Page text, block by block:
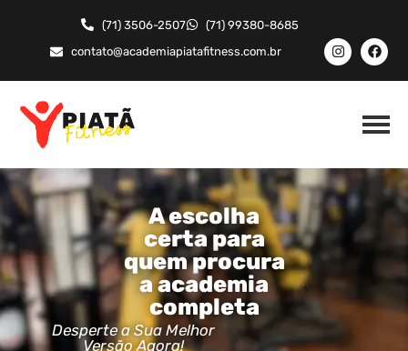
(71) 3506-2507
(71) 99380-8685
contato@academiapiatafitness.com.br
A escolha
certa para
quem procura
a academia
completa
Desperte a Sua Melhor
Versão Agora!